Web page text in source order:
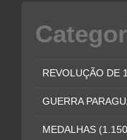
REVOLUÇÃO DE
GUERRA
MEDALHAS